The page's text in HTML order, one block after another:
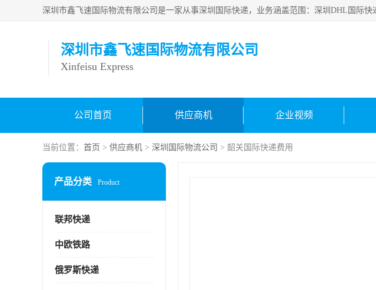
深圳市鑫飞速国际物流有限公司
Xinfeisu Express
公司首页 供应商机 企业视频
当前位置： 首页 > 供应商机 > 深圳国际物流公司 > 韶关国际快递费用
产品分类 Product
联邦快递
中欧铁路
俄罗斯快递